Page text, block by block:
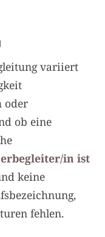
variiert
oder
ob eine
in ist
keine
fehlen.